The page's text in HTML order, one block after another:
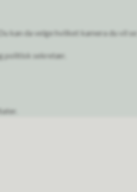
kan da velge hvilket kamera du vil se:
politisk sekretær.